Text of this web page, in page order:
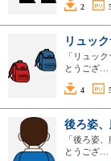
2
リュッ
「リュッ
とうござ…
4
後ろ姿
「後ろ姿
とうござ…